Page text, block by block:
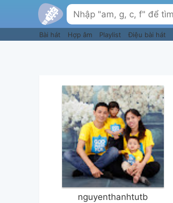
Bài hát Hợp âm Playlist Điệu bài hát
nguyenthanhtutb